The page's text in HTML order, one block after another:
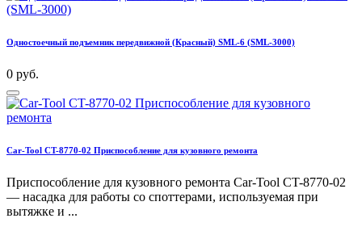
Одностоечный подъемник передвижной (Красный) SML-6 (SML-3000)
0 руб.
Car-Tool CT-8770-02 Приспособление для кузовного ремонта
Приспособление для кузовного ремонта Car-Tool CT-8770-02
— насадка для работы со споттерами, используемая при
вытяжке и ...